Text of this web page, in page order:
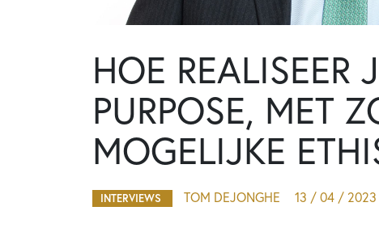
HOE REALISEER
PURPOSE, MET
MOGELIJKE
INTERVIEWS TOM DEJONGHE 13 / 04 / 2023